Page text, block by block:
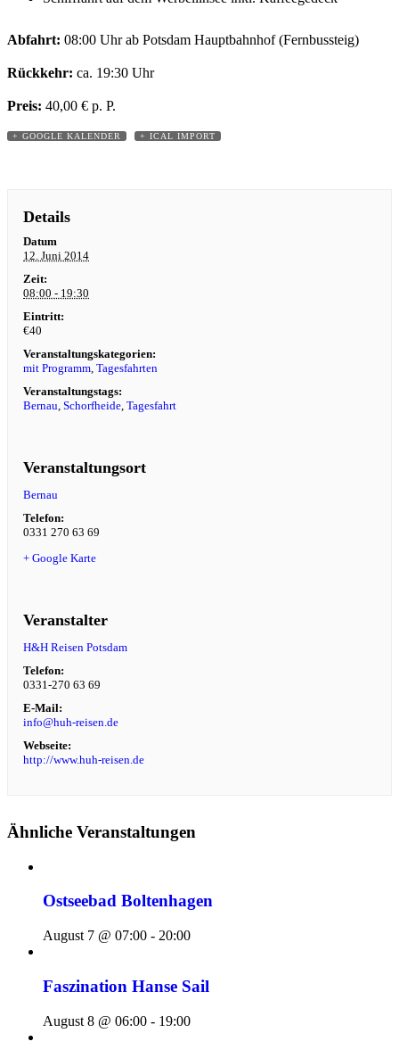
Abfahrt: 08:00 Uhr ab Potsdam Hauptbahnhof (Fernbussteig)
Rückkehr: ca. 19:30 Uhr
Preis: 40,00 € p. P.
+ GOOGLE KALENDER + ICAL IMPORT
Details
Datum
12. Juni 2014
Zeit:
08:00 - 19:30
Eintritt:
€40
Veranstaltungskategorien:
mit Programm ,Tagesfahrten
Veranstaltungstags:
Bernau ,Schorfheide ,Tagesfahrt
Veranstaltungsort
Bernau
Telefon:
0331 270 63 69
+ Google Karte
Veranstalter
H&H Reisen Potsdam
Telefon:
0331-270 63 69
E-Mail:
info@huh-reisen.de
Webseite:
http://www.huh-reisen.de
Ähnliche Veranstaltungen
Ostseebad Boltenhagen
August 7 @ 07:00 - 20:00
Faszination Hanse Sail
August 8 @ 06:00 - 19:00